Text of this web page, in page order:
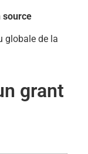
source
globale de la
grant